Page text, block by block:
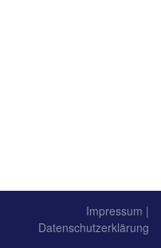
Impressum |
Datenschutzerklärung